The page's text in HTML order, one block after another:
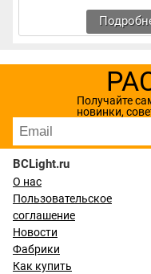
Получайте
новинки,
BCLight.ru
О нас
Пользовательское
соглашение
Новости
Фабрики
Как купить